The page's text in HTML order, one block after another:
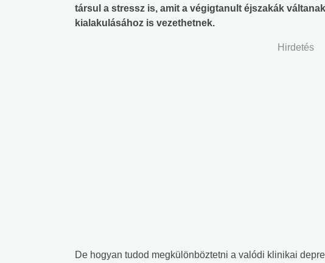
társul a stressz is, amit a végigtanult éjszakák
kialakulásához is vezethetnek.
Hirdetés
De hogyan tudod megkülönböztetni a valódi klinikai